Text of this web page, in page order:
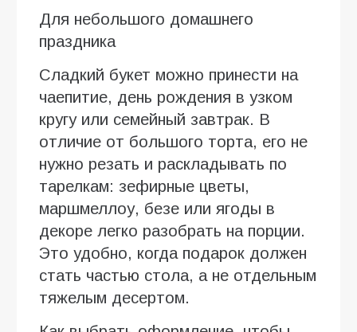
Для небольшого домашнего
праздника
Сладкий букет можно принести на
чаепитие, день рождения в узком
кругу или семейный завтрак. В
отличие от большого торта, его не
нужно резать и раскладывать по
тарелкам: зефирные цветы,
маршмеллоу, безе или ягоды в
декоре легко разобрать на порции.
Это удобно, когда подарок должен
стать частью стола, а не отдельным
тяжелым десертом.